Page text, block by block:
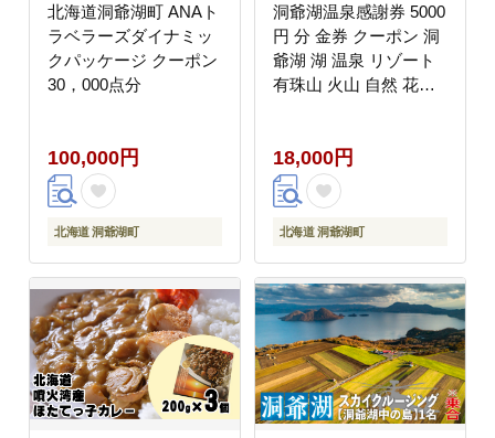
北海道洞爺湖町 ANAト
ラベラーズダイナミッ
クパッケージ クーポン
30，000点分
100,000円
北海道 洞爺湖町
洞爺湖温泉感謝券 5000
円 分 金券 クーポン 洞
爺湖 湖 温泉 リゾート
有珠山 火山 自然 花火
ふるさと納税 絶景 旅
体験
18,000円
北海道 洞爺湖町